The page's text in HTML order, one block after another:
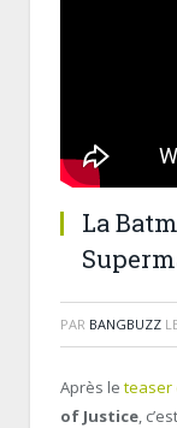
La
PAR BANGBUZZ
Après le teaser
of Justice,